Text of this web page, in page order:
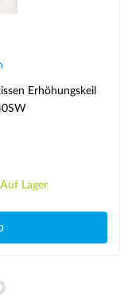
Erhöhungskeil
Auf Lager